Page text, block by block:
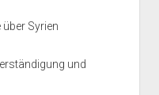
Syrien
und